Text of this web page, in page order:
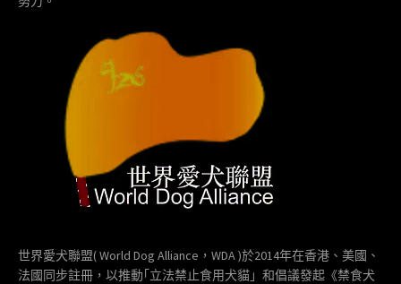
世界愛犬聯盟( World Dog Alliance，WDA )於2014年在香港、美國、
法國同步註冊，以推動｢立法禁止食用犬貓」和倡議發起《禁食犬